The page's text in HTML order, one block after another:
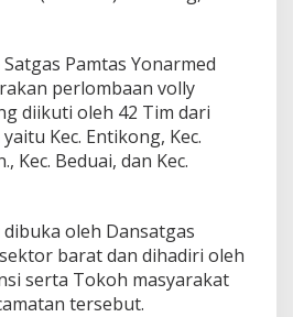
Pamtas Yonarmed
perlombaan volly
diikuti oleh 42 Tim dari
Kec. Entikong, Kec.
Kec. Beduai, dan Kec.
oleh Dansatgas
barat dan dihadiri oleh
serta Tokoh masyarakat
tersebut.